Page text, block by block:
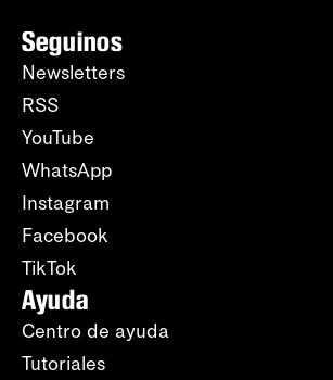
Seguinos
Newsletters
RSS
YouTube
WhatsApp
Instagram
Facebook
TikTok
Ayuda
Centro de ayuda
Tutoriales